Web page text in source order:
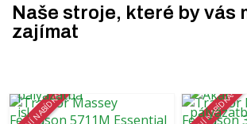
Naše stroje, které by vás
zajímat